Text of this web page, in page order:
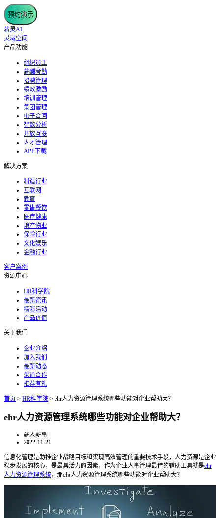
预约演示
薪灵AI
灵域空间
产品功能
组织员工
薪酬考勤
招聘管理
绩效激励
培训管理
集团管理
电子合同
智数分析
开放互联
人才管理
APP下载
解决方案
制造行业
互联网
教育
零售餐饮
医疗健康
地产物业
保险行业
文化娱乐
金融行业
客户案例
资源中心
HR科学院
最新资讯
精彩活动
产品价值
关于我们
企业介绍
加入我们
最新动态
渠道合作
推荐有礼
首页 > HR科学院 > ehr人力资源管理系统哪些功能对企业帮助大？
ehr人力资源管理系统哪些功能对企业帮助大？
薪人薪事|
2022-11-21
信息化管理是助推企业战略目标和实现高效管理的重要技术手段， 人力资源是企业
稳步发展的核心，是最具活力的因素， 作为企业人事管理最佳的辅助工具就是ehr
人力资源管理系统，那ehr人力资源管理系统哪些功能对企业帮助大？